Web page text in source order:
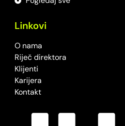
Linkovi
O nama
Riječ direktora
Klijenti
Karijera
Kontakt